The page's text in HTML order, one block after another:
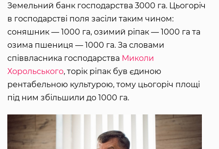
Земельний банк господарства 3000 га. Цьогоріч
в господарстві поля засіли таким чином:
соняшник — 1000 га, озимий ріпак — 1000 га та
озима пшениця — 1000 га. За словами
співвласника господарства Миколи
Хорольського, торік ріпак був єдиною
рентабельною культурою, тому цьогоріч площі
під ним збільшили до 1000 га.